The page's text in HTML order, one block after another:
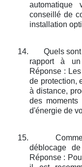
automatique
conseillé de
installation
14.
Quels
rapport à
Réponse :
de protection,
à distance,
des moments
d'énergie de
15.
déblocage
Réponse :